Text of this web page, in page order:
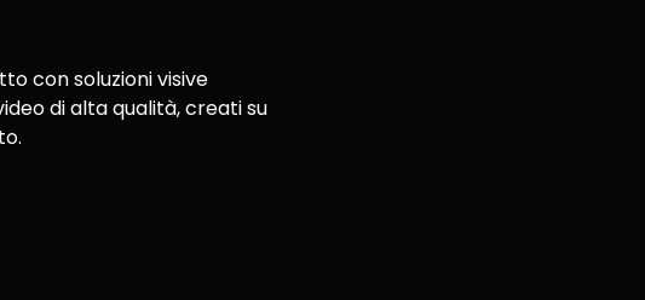
con soluzioni visive
di alta qualità, creati su